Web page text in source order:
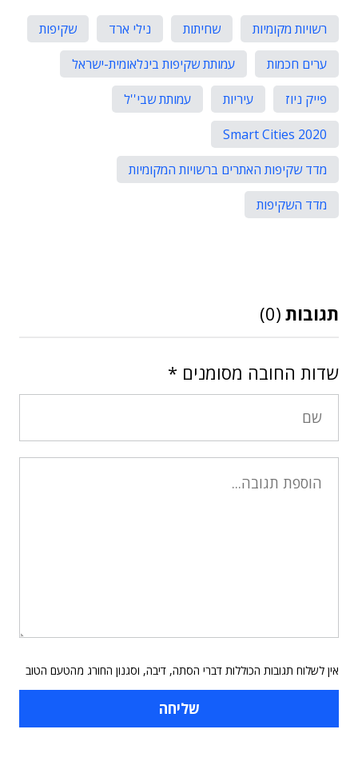
רשויות מקומיות שחיתות נילי ארד
שקיפות
ערים חכמות
עמותת שקיפות בינלאומית-ישראל
פייק ניוז
עיריות
עמותת שבי''ל
Smart Cities 2020
מדד שקיפות האתרים ברשויות המקומיות
מדד השקיפות
תגובות (0)
שדות החובה מסומנים *
אין לשלוח תגובות הכוללות דברי הסתה, דיבה, וסגנון החורג מהטעם הטוב